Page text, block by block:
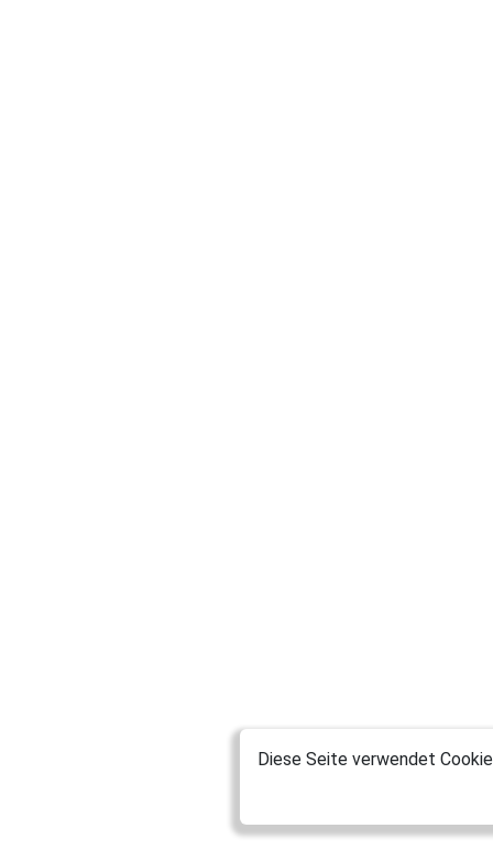
Diese Seite verwendet